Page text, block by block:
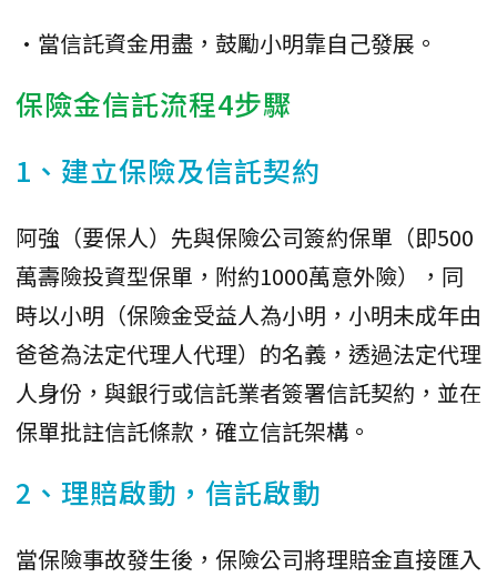
•當信託資金用盡，鼓勵小明靠自己發展。
保險金信託流程4步驟
1、建立保險及信託契約
阿強（要保人）先與保險公司簽約保單（即500
萬壽險投資型保單，附約1000萬意外險），同
時以小明（保險金受益人為小明，小明未成年由
爸爸為法定代理人代理）的名義，透過法定代理
人身份，與銀行或信託業者簽署信託契約，並在
保單批註信託條款，確立信託架構。
2、理賠啟動，信託啟動
當保險事故發生後，保險公司將理賠金直接匯入